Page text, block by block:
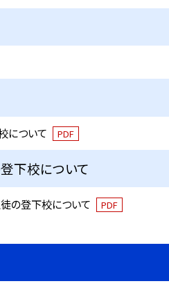
について PDF
下校について
の登下校について PDF